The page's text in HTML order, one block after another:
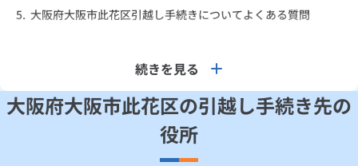
5. 大阪府大阪市此花区引越し手続きについてよくある質問
続きを見る
大阪府大阪市此花区の引越し手続き先の
役所